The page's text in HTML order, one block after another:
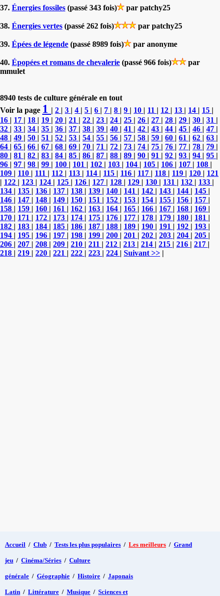
37. Énergies fossiles (passé 343 fois) par patchy25
38. Énergies vertes (passé 262 fois) par patchy25
39. Épées de légende (passé 8989 fois) par anonyme
40. Épopées et romans de chevalerie (passé 966 fois)
par
mmulet
8940 tests de culture générale en tout
Voir la page 1 | 2 | 3 | 4 | 5 | 6 | 7 | 8 | 9 | 10 | 11 | 12 | 13 | 14 | 15 |
16 | 17 | 18 | 19 | 20 | 21 | 22 | 23 | 24 | 25 | 26 | 27 | 28 | 29 | 30 | 31 |
32 | 33 | 34 | 35 | 36 | 37 | 38 | 39 | 40 | 41 | 42 | 43 | 44 | 45 | 46 | 47 |
48 | 49 | 50 | 51 | 52 | 53 | 54 | 55 | 56 | 57 | 58 | 59 | 60 | 61 | 62 | 63 |
64 | 65 | 66 | 67 | 68 | 69 | 70 | 71 | 72 | 73 | 74 | 75 | 76 | 77 | 78 | 79 |
80 | 81 | 82 | 83 | 84 | 85 | 86 | 87 | 88 | 89 | 90 | 91 | 92 | 93 | 94 | 95 |
96 | 97 | 98 | 99 | 100 | 101 | 102 | 103 | 104 | 105 | 106 | 107 | 108 |
109 | 110 | 111 | 112 | 113 | 114 | 115 | 116 | 117 | 118 | 119 | 120 | 121
| 122 | 123 | 124 | 125 | 126 | 127 | 128 | 129 | 130 | 131 | 132 | 133 |
134 | 135 | 136 | 137 | 138 | 139 | 140 | 141 | 142 | 143 | 144 | 145 |
146 | 147 | 148 | 149 | 150 | 151 | 152 | 153 | 154 | 155 | 156 | 157 |
158 | 159 | 160 | 161 | 162 | 163 | 164 | 165 | 166 | 167 | 168 | 169 |
170 | 171 | 172 | 173 | 174 | 175 | 176 | 177 | 178 | 179 | 180 | 181 |
182 | 183 | 184 | 185 | 186 | 187 | 188 | 189 | 190 | 191 | 192 | 193 |
194 | 195 | 196 | 197 | 198 | 199 | 200 | 201 | 202 | 203 | 204 | 205 |
206 | 207 | 208 | 209 | 210 | 211 | 212 | 213 | 214 | 215 | 216 | 217 |
218 | 219 | 220 | 221 | 222 | 223 | 224 | Suivant >> |
Accueil / Club / Tests les plus populaires / Les meilleurs / Grand
jeu / Cinéma/Séries / Culture
générale / Géographie / Histoire / Japonais
Latin / Littérature / Musique / Sciences et